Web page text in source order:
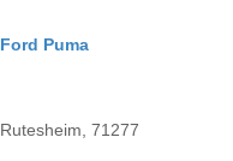
Ford Puma
Rutesheim, 71277